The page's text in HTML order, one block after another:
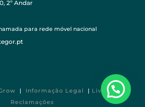
2º Andar
para rede móvel nacional
| Informação Legal | Livro de
Reclamações